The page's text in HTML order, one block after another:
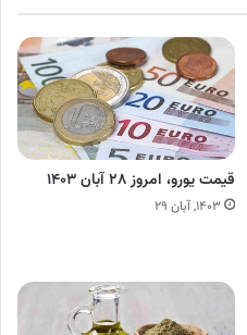
قیمت یورو، امروز ۲۸ آبان ۱۴۰۳
۱۴۰۳, آبان ۲۹